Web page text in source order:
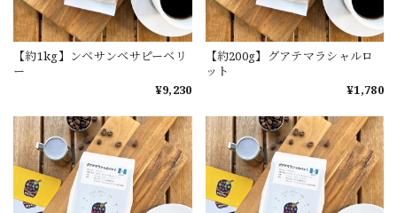
【約1kg】ンベサンベサピーベリ
ー
¥9,230
【約200g】グアテマラシャルロ
ット
¥1,780